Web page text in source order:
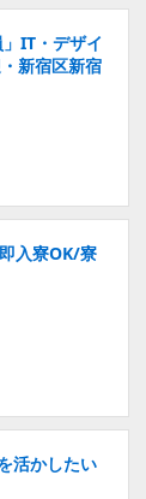
IT・デザイ
新宿区新宿
入寮OK/寮
活かしたい